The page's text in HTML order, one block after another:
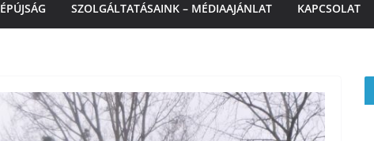
SZOLGÁLTATÁSAINK – MÉDIAAJÁNLAT KAPCSOLAT